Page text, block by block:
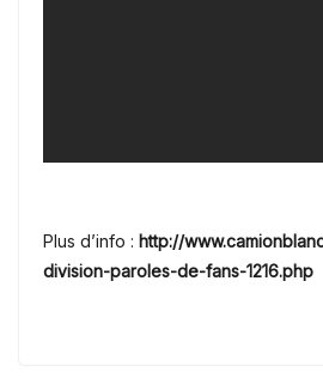
Plus d’info : http://
division-paroles-de-fans-1216.php